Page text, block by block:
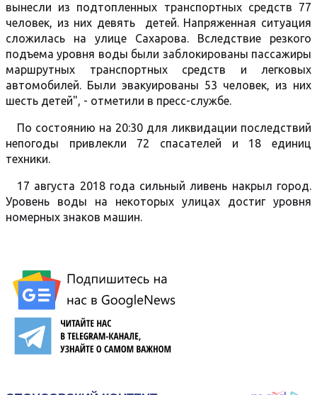
вынесли из подтопленных транспортных средств 77
человек, из них девять детей. Напряженная ситуация
сложилась на улице Сахарова. Вследствие резкого
подъема уровня воды были заблокированы пассажиры
маршрутных транспортных средств и легковых
автомобилей. Были эвакуированы 53 человек, из них
шесть детей", - отметили в пресс-службе.
По состоянию на 20:30 для ликвидации последствий
непогоды привлекли 72 спасателей и 18 единиц
техники.
17 августа 2018 года сильный ливень накрыл город.
Уровень воды на некоторых улицах достиг уровня
номерных знаков машин.